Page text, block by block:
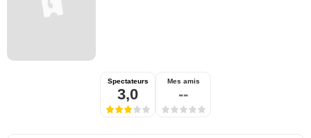
Spectateurs
3,0
Mes amis
--